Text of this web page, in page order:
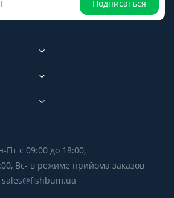
Подписаться
Пт с 09:00 до 18:00,
Вс- в режиме прийома заказов
sales@fishbum.ua